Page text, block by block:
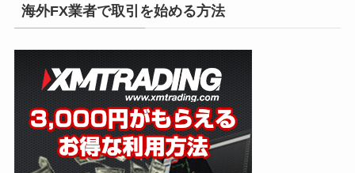
海外FX業者で取引を始める方法